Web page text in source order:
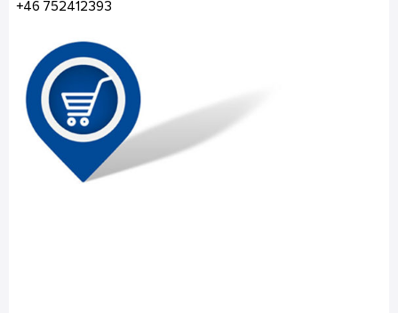
+46 752412393